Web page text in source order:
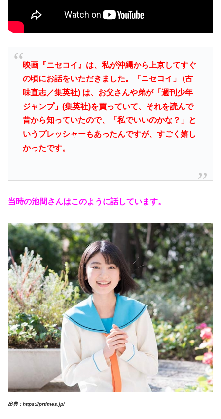
映画『ニセコイ』は、私が沖縄から上京してすぐ
の頃にお話をいただきました。「ニセコイ」 (古
味直志／集英社) は、お父さんや弟が「週刊少年
ジャンプ」(集英社)を買っていて、それを読んで
昔から知っていたので、「私でいいのかな？」と
いうプレッシャーもあったんですが、すごく嬉し
かったです。
当時の池間さんはこのように話しています。
出典：https://prtimes.jp/